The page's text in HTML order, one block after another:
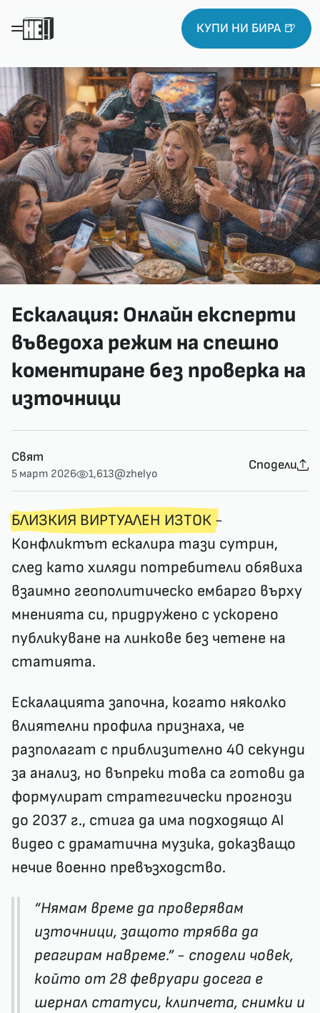
КУПИ НИ БИРА 🍺
Ескалация: Онлайн експерти
въведоха режим на спешно
коментиране без проверка на
източници
Свят
5 март 2026 1,613@zhelyo
Сподели
БЛИЗКИЯ ВИРТУАЛЕН ИЗТОК -
Конфликтът ескалира тази сутрин,
след като хиляди потребители обявиха
взаимно геополитическо ембарго върху
мненията си, придружено с ускорено
публикуване на линкове без четене на
статията.
Ескалацията започна, когато няколко
влиятелни профила признаха, че
разполагат с приблизително 40 секунди
за анализ, но въпреки това са готови да
формулират стратегически прогнози
до 2037 г., стига да има подходящо AI
видео с драматична музика, доказващо
нечие военно превъзходство.
“Нямам време да проверявам
източници, защото трябва да
реагирам навреме.” - сподели човек,
който от 28 февруари досега е
шернал статуси, клипчета, снимки и